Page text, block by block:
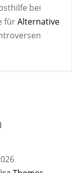
bei
fürAlternative